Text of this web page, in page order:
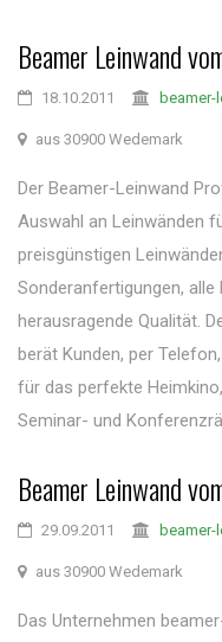
Beamer Leinwand
18.10.2011
aus 30900 Wedemark
Der Beamer-Leinwand
Auswahl an Leinwänden
preisgünstigen
Sonderanfertigungen,
herausragende Qualität.
berät Kunden, per
für das perfekte
Seminar- und
Beamer Leinwand
29.09.2011
aus 30900 Wedemark
Das Unternehmen